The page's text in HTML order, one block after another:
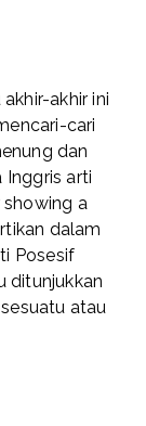
akhir ini
cari
dan
Inggris arti
showing a
dalam
Posesif
ditunjukkan
atau